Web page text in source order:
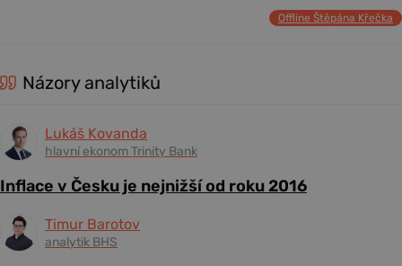
Offline Štěpána Křečka
Názory analytiků
Lukáš Kovanda
hlavní ekonom Trinity Bank
Inflace v Česku je nejnižší od roku 2016
Timur Barotov
analytik BHS